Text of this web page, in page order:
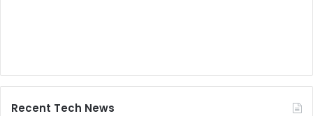
Recent Tech News